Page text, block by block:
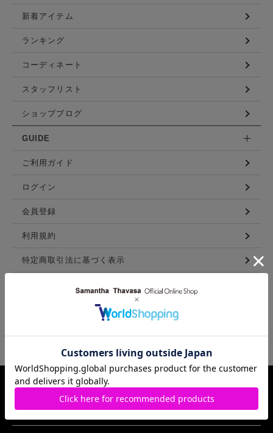
新着アイテム
ランキング
コーディネート
スタッフリスト
ショップブログ
GUIDE
ご利用ガイド
ログイン
会員登録
利用規約
特定商取引法に基づく表示